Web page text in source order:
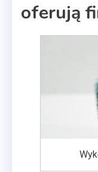
oferują